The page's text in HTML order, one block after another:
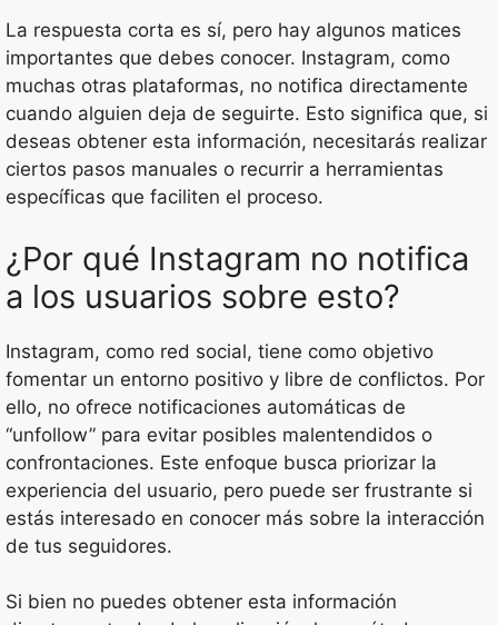
La respuesta corta es sí, pero hay algunos matices
importantes que debes conocer. Instagram, como
muchas otras plataformas, no notifica directamente
cuando alguien deja de seguirte. Esto significa que, si
deseas obtener esta información, necesitarás realizar
ciertos pasos manuales o recurrir a herramientas
específicas que faciliten el proceso.
¿Por qué Instagram no notifica
a los usuarios sobre esto?
Instagram, como red social, tiene como objetivo
fomentar un entorno positivo y libre de conflictos. Por
ello, no ofrece notificaciones automáticas de
“unfollow” para evitar posibles malentendidos o
confrontaciones. Este enfoque busca priorizar la
experiencia del usuario, pero puede ser frustrante si
estás interesado en conocer más sobre la interacción
de tus seguidores.
Si bien no puedes obtener esta información